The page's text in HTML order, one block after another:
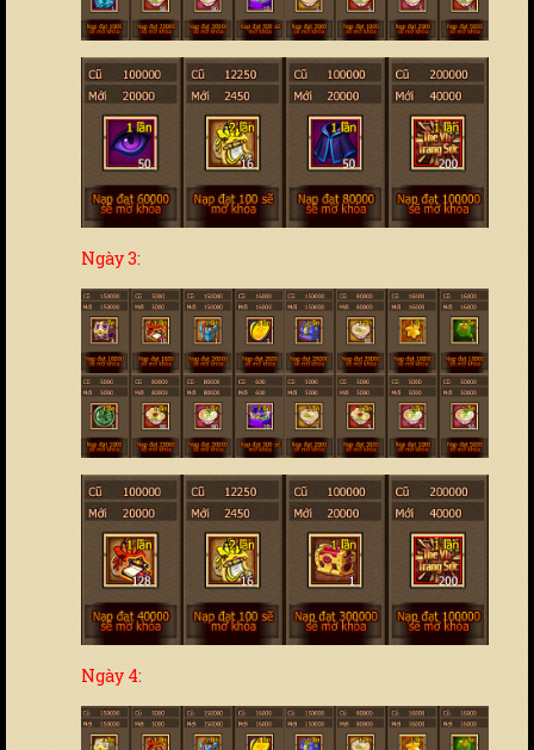
Ngày 3:
Ngày 4: